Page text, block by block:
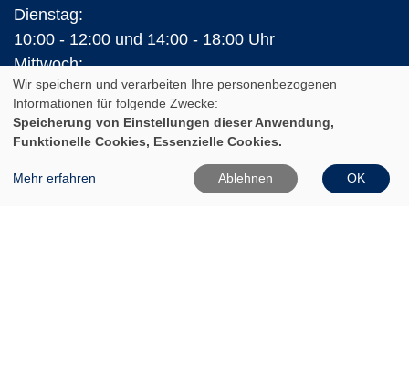
Dienstag:
10:00 - 12:00 und 14:00 - 18:00 Uhr
Mittwoch:
10:00 - 12:00 Uhr
Donnerstag:
10:00 - 12:00 und 14:00 - 16:00 Uhr
10:00 - 12:00 Uhr
Wir speichern und verarbeiten Ihre personenbezogenen
Informationen für folgende Zwecke:
Speicherung von Einstellungen dieser Anwendung,
Funktionelle Cookies, Essenzielle Cookies.
Mehr erfahren Ablehnen OK